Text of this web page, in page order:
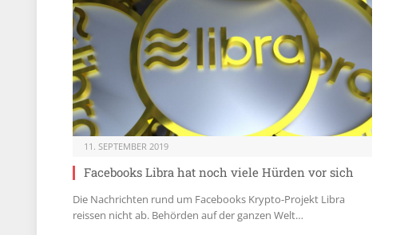
11. SEPTEMBER 2019
Facebooks Libra hat noch viele Hürden vor sich
Die Nachrichten rund um Facebooks Krypto-Projekt Libra
reissen nicht ab. Behörden auf der ganzen Welt…